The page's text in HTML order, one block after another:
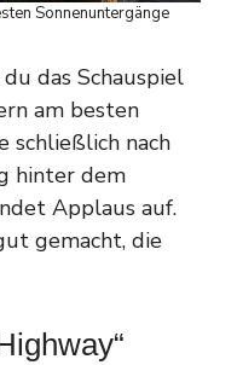
Sonnenuntergänge
das Schauspiel
am besten
schließlich nach
hinter dem
Applaus auf.
gemacht, die